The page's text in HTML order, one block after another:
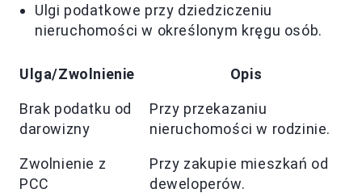
Ulgi podatkowe przy dziedziczeniu
nieruchomości w określonym kręgu osób.
Ulga/Zwolnienie Opis
Brak podatku od
darowizny
Przy przekazaniu
nieruchomości w rodzinie.
Zwolnienie z
PCC
Przy zakupie mieszkań od
deweloperów.